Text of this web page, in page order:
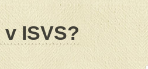
ISVS?